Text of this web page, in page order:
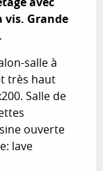
vis. Grande
salle à
très haut
Salle de
ouverte
lave